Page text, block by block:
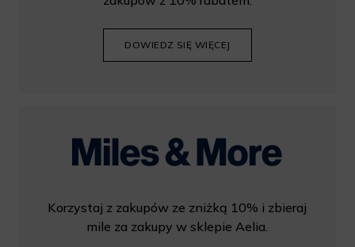
DOWIEDZ SIĘ WIĘCEJ
Korzystaj z zakupów ze zniżką 10% i zbieraj
mile za zakupy w sklepie Aelia.